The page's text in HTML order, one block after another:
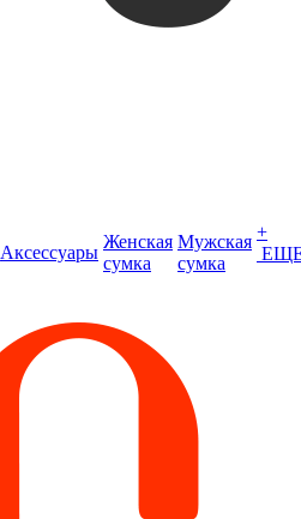
Аксессуары
Женская
сумка
Мужская
сумка
+